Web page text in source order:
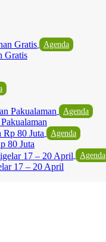
Agenda
Gratis
Agenda
Agenda
80 Juta
Agenda
17 – 20 April